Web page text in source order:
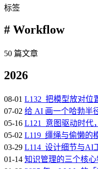
标签
# Workflow
50 篇文章
2026
08-01 L132_把模型放对位
07-02 给 AI 画一个哈勃半
05-16 L121_意图驱动时代
05-02 L119_缰绳与偷懒的
03-29 L114_设计细节与AI
01-14 知识管理的三个核